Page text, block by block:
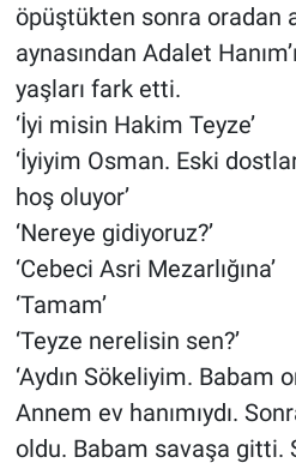
öpüştükten sonra oradan
aynasından Adalet
yaşları fark etti.
‘İyi misin Hakim Teyze’
‘İyiyim Osman. Eski
hoş oluyor’
‘Nereye gidiyoruz?’
‘Cebeci Asri Mezarlığına’
‘Tamam’
‘Teyze nerelisin sen?’
‘Aydın Sökeliyim. Babam
Annem ev hanımıydı.
oldu. Babam savaşa gitti.